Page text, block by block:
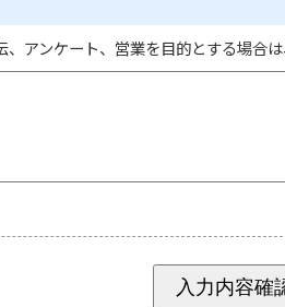
アンケート、営業を目的とする場合